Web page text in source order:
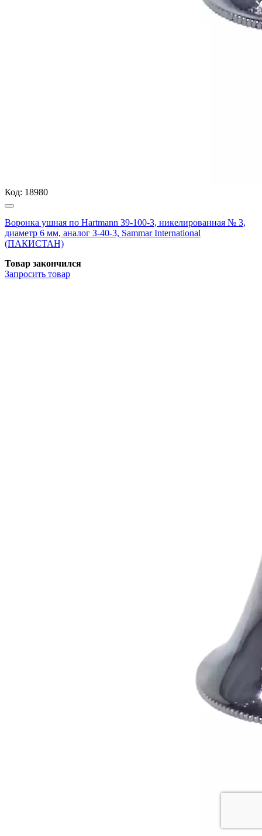
Код: 18980
Воронка ушная по Hartmann 39-100-3, никелированная № 3,
диаметр 6 мм, аналог З-40-3, Sammar International
(ПАКИСТАН)
Товар закончился
Запросить товар